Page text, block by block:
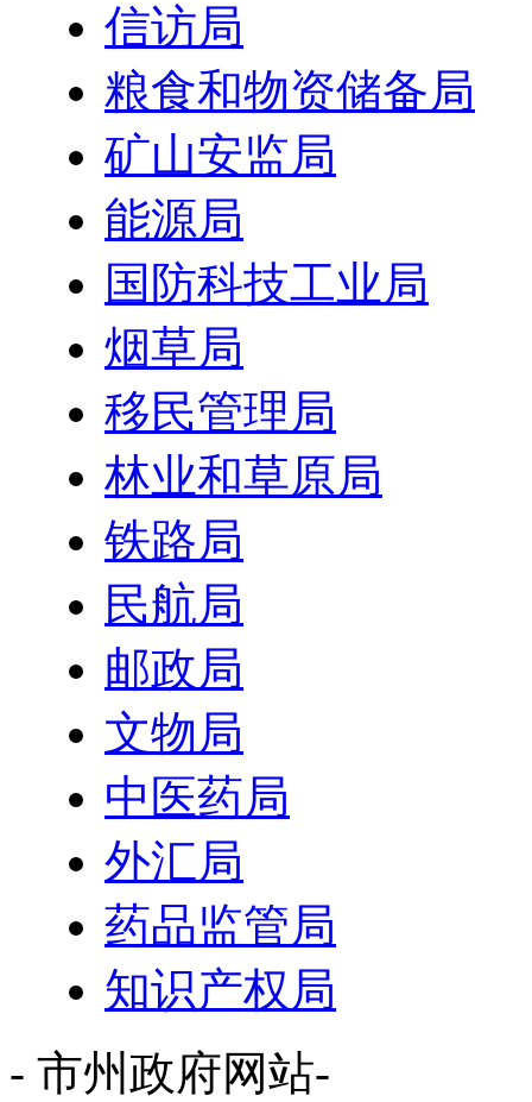
信访局
粮食和物资储备局
矿山安监局
能源局
国防科技工业局
烟草局
移民管理局
林业和草原局
铁路局
民航局
邮政局
文物局
中医药局
外汇局
药品监管局
知识产权局
- 市州政府网站-